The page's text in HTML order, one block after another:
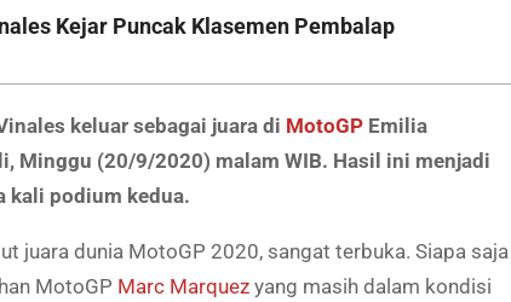
Kejar Puncak Klasemen Pembalap
keluar sebagai juara di MotoGP Emilia
Minggu (20/9/2020) malam WIB. Hasil ini menjadi
kali podium kedua.
juara dunia MotoGP 2020, sangat terbuka. Siapa saja
MotoGP Marc Marquez yang masih dalam kondisi